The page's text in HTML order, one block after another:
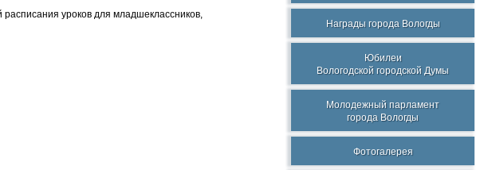
уроков для младшеклассников,
Награды города Вологды
Юбилеи
Вологодской городской Думы
Молодежный парламент
города Вологды
Фотогалерея